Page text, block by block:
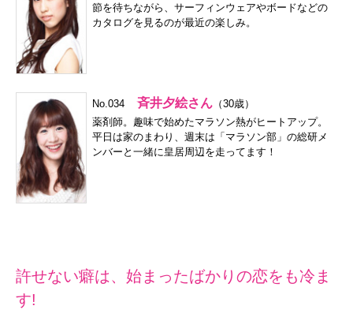
節を待ちながら、サーフィンウェアやボードなどの
カタログを見るのが最近の楽しみ。
No.034 斉井夕絵さん （30歳）
薬剤師。趣味で始めたマラソン熱がヒートアップ。
平日は家のまわり、週末は「マラソン部」の総研メ
ンバーと一緒に皇居周辺を走ってます！
許せない癖は、始まったばかりの恋をも冷ま
す!